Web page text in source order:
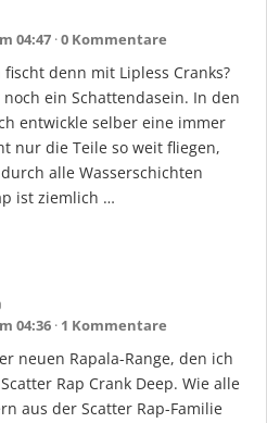
04:47 0 Kommentare
denn mit Lipless Cranks?
ein Schattendasein. In den
entwickle selber eine immer
nur die Teile so weit fliegen,
alle Wasserschichten
ist ziemlich …
04:36 1 Kommentare
neuen Rapala-Range, den ich
Rap Crank Deep. Wie alle
aus der Scatter Rap-Familie